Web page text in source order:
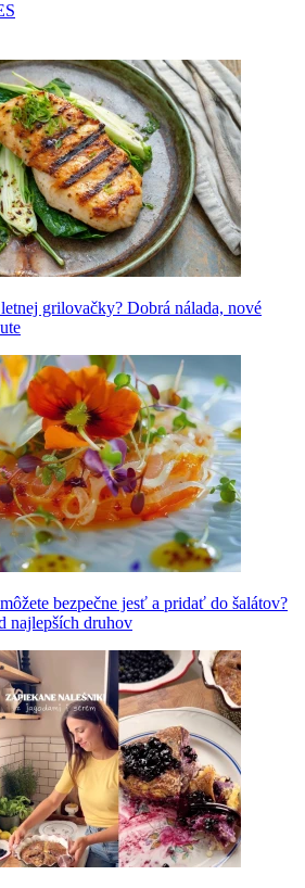
grilovačky? Dobrá nálada, nové
bezpečne jesť a pridať do šalátov?
najlepších druhov